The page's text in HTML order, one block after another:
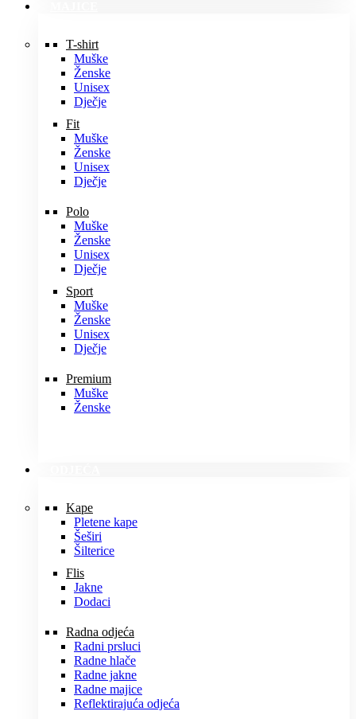
T-shirt
Muške
Ženske
Unisex
Dječje
Fit
Muške
Ženske
Unisex
Dječje
Polo
Muške
Ženske
Unisex
Dječje
Sport
Muške
Ženske
Unisex
Dječje
Premium
Muške
Ženske
Kape
Pletene kape
Šeširi
Šilterice
Flis
Jakne
Dodaci
Radna odjeća
Radni prsluci
Radne hlače
Radne jakne
Radne majice
Reflektirajuća odjeća